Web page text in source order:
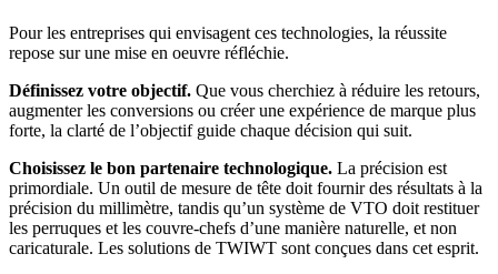
Pour les entreprises qui envisagent ces technologies, la réussite
repose sur une mise en oeuvre réfléchie.
Définissez votre objectif. Que vous cherchiez à réduire les retours,
augmenter les conversions ou créer une expérience de marque plus
forte, la clarté de l’objectif guide chaque décision qui suit.
Choisissez le bon partenaire technologique. La précision est
primordiale. Un outil de mesure de tête doit fournir des résultats à la
précision du millimètre, tandis qu’un système de VTO doit restituer
les perruques et les couvre-chefs d’une manière naturelle, et non
caricaturale. Les solutions de TWIWT sont conçues dans cet esprit.